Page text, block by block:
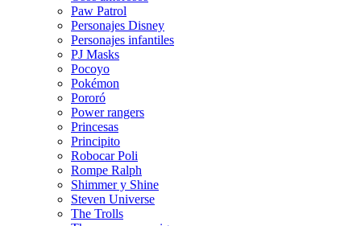
Paw Patrol
Personajes Disney
Personajes infantiles
PJ Masks
Pocoyo
Pokémon
Pororó
Power rangers
Princesas
Principito
Robocar Poli
Rompe Ralph
Shimmer y Shine
Steven Universe
The Trolls